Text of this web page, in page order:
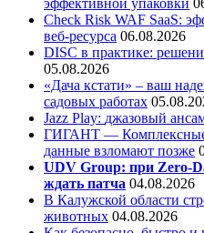
эффективной упаковки
Check Risk WAF SaaS:
веб-ресурса 06.08.2026
DISC в практике:
05.08.2026
«Дача кстати» – ваш
садовых работах
Jazz Play: джазовый
ГИГАНТ — Комплексные
данные взломают позже
UDV Group: при Zero-
ждать патча 04.08.2026
В Калужской области
животных 04.08.2026